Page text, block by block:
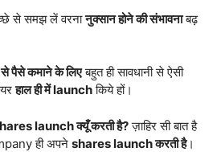
से समझ लें वरनानुक्सान होने की संभावनाबढ़
से पैसे कमाने के लिएबहुत ही सावधानी से ऐसी
हाल ही में launchकिये हों।
launch क्यूँ करती है?ज़ाहिर सी बात है
ही अपने shares launch करती है।